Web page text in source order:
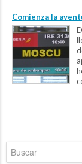
Comienza la